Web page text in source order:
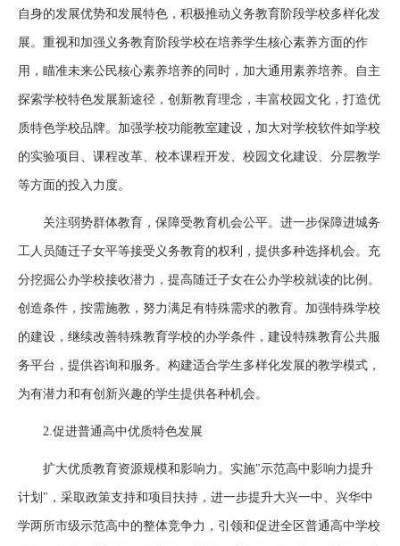
自身的发展优势和发展特色，积极推动义务教育阶段学校多样化发
展。重视和加强义务教育阶段学校在培养学生核心素养方面的作
用，瞄准未来公民核心素养培养的同时，加大通用素养培养。自主
探索学校特色发展新途径，创新教育理念，丰富校园文化，打造优
质特色学校品牌。加强学校功能教室建设，加大对学校软件如学校
的实验项目、课程改革、校本课程开发、校园文化建设、分层教学
等方面的投入力度。
关注弱势群体教育，保障受教育机会公平。进一步保障进城务
工人员随迁子女平等接受义务教育的权利，提供多种选择机会。充
分挖掘公办学校接收潜力，提高随迁子女在公办学校就读的比例。
创造条件，按需施教，努力满足有特殊需求的教育。加强特殊学校
的建设，继续改善特殊教育学校的办学条件，建设特殊教育公共服
务平台，提供咨询和服务。构建适合学生多样化发展的教学模式，
为有潜力和有创新兴趣的学生提供各种机会。
2.促进普通高中优质特色发展
扩大优质教育资源规模和影响力。实施"示范高中影响力提升
计划"，采取政策支持和项目扶持，进一步提升大兴一中、兴华中
学两所市级示范高中的整体竞争力，引领和促进全区普通高中学校